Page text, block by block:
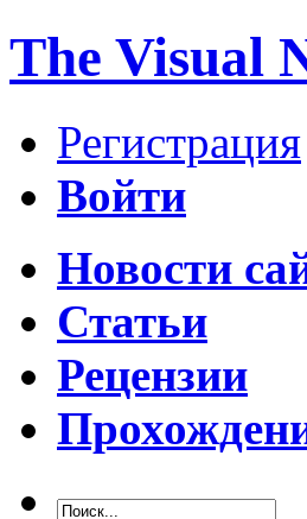
The Visual
Регистрация
Войти
Новости
Статьи
Рецензии